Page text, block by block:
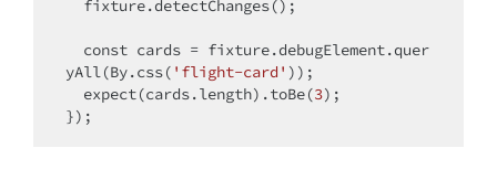
const cards = fixture.debugElement.quer
yAll(By.css( 'flight-card' ));
  expect(cards.length).toBe(
3);